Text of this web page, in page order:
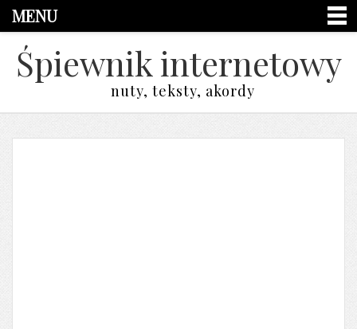
MENU
Śpiewnik internetowy
nuty, teksty, akordy